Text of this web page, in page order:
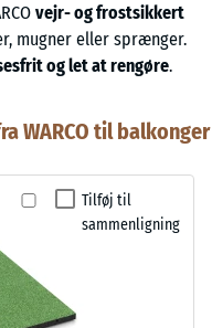
vejr- og frostsikkert
mugner eller sprænger.
og let at rengøre.
WARCO til balkonger
Tilføj til
sammenligning